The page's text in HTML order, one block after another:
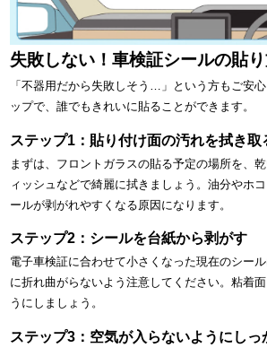
失敗しない！車検証シールの貼
「不器用だから失敗しそう…」という方もご安
ップで、誰でもきれいに貼ることができます。
ステップ1：貼り付け面の汚れを拭き取
まずは、フロントガラスの貼る予定の場所を、
ィッシュなどで綺麗に拭きましょう。油分やホ
ールが剥がれやすくなる原因になります。
ステップ2：シールを台紙から剥がす
電子車検証に合わせて小さくなった現在のシー
に折れ曲がらないよう注意してください。粘着
うにしましょう。
ステップ3：空気が入らないようにしっ